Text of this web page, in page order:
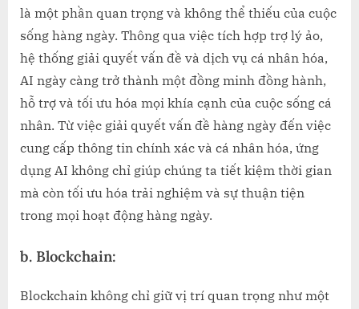
là một phần quan trọng và không thể thiếu của cuộc
sống hàng ngày. Thông qua việc tích hợp trợ lý ảo,
hệ thống giải quyết vấn đề và dịch vụ cá nhân hóa,
AI ngày càng trở thành một đồng minh đồng hành,
hỗ trợ và tối ưu hóa mọi khía cạnh của cuộc sống cá
nhân. Từ việc giải quyết vấn đề hàng ngày đến việc
cung cấp thông tin chính xác và cá nhân hóa, ứng
dụng AI không chỉ giúp chúng ta tiết kiệm thời gian
mà còn tối ưu hóa trải nghiệm và sự thuận tiện
trong mọi hoạt động hàng ngày.
b. Blockchain:
Blockchain không chỉ giữ vị trí quan trọng như một